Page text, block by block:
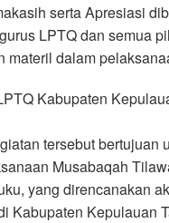
serta Apresiasi
LPTQ dan semua
materil dalam
Kabupaten
tersebut bertujuan
Musabaqah
yang direncanakan
Kabupaten Kepulauan